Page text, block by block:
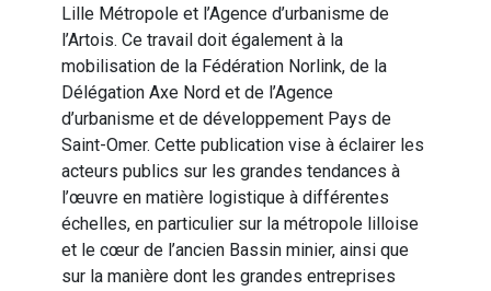
Lille Métropole et l’Agence d’urbanisme de
l’Artois. Ce travail doit également à la
mobilisation de la Fédération Norlink, de la
Délégation Axe Nord et de l’Agence
d’urbanisme et de développement Pays de
Saint-Omer. Cette publication vise à éclairer les
acteurs publics sur les grandes tendances à
l’œuvre en matière logistique à différentes
échelles, en particulier sur la métropole lilloise
et le cœur de l’ancien Bassin minier, ainsi que
sur la manière dont les grandes entreprises